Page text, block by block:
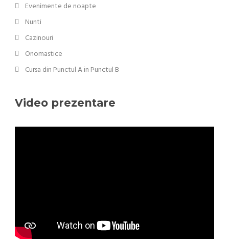
Evenimente de noapte
Nunti
Cazinouri
Onomastice
Cursa din Punctul A in Punctul B
Video prezentare